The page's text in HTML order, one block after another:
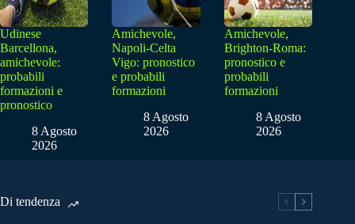
Udinese
Barcellona,
amichevole:
probabili
formazioni e
pronostico
8 Agosto
2026
Amichevole,
Napoli-Celta
Vigo: pronostico
e probabili
formazioni
8 Agosto
2026
Amichevole,
Brighton-Roma:
pronostico e
probabili
formazioni
8 Agosto
2026
Di tendenza